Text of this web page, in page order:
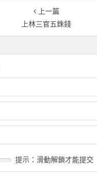
上一篇
上林三官五銖錢
提示：滑動解鎖才能提交